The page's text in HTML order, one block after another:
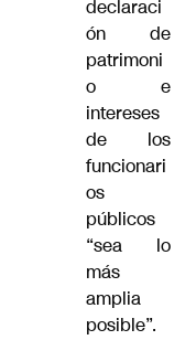
declaraci
ón de
patrimoni
o e
intereses
de los
funcionari
os
públicos
“sea lo
más
amplia
posible”.